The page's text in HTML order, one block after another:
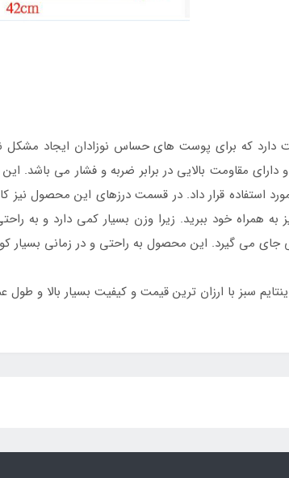
که برای پوست های حساس نوزادان ایجاد
دارای مقاومت بالایی در برابر ضربه و فشار می باشد.
استفاده قرار داد. در قسمت درزهای این محصول
به همراه خود ببرید. زیرا وزن بسیار کمی دارد و
می گیرد. این محصول به راحتی و در زمانی بسیار
سبز با ارزان ترین قیمت و کیفیت بسیار بالا و طول